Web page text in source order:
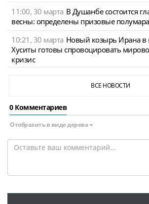
11:00, 30 марта В Душанбе состоится
весны: определены призовые
10:21, 30 марта Новый козырь Ирана
Хуситы готовы спровоцировать
кризис
ВСЕ НОВОСТИ
0 Комментариев
Отобразить в виде дерева